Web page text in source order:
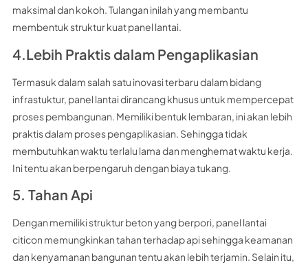
maksimal dan kokoh. Tulangan inilah yang membantu
membentuk struktur kuat panel lantai.
4.Lebih Praktis dalam Pengaplikasian
Termasuk dalam salah satu inovasi terbaru dalam bidang
infrastuktur, panel lantai dirancang khusus untuk mempercepat
proses pembangunan. Memiliki bentuk lembaran, ini akan lebih
praktis dalam proses pengaplikasian. Sehingga tidak
membutuhkan waktu terlalu lama dan menghemat waktu kerja.
Ini tentu akan berpengaruh dengan biaya tukang.
5. Tahan Api
Dengan memiliki struktur beton yang berpori, panel lantai
citicon memungkinkan tahan terhadap api sehingga keamanan
dan kenyamanan bangunan tentu akan lebih terjamin. Selain itu,